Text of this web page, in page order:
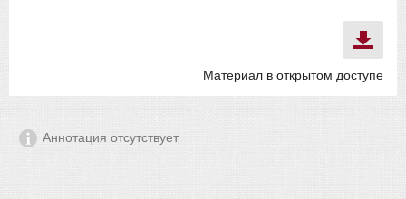
Материал в открытом доступе
Аннотация отсутствует